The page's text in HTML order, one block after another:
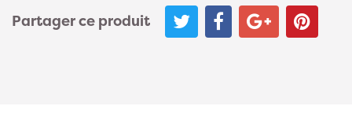
Partager ce produit